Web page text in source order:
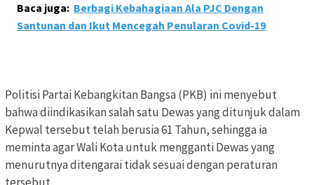
Baca juga: Berbagi Kebahagiaan Ala PJC Dengan
Santunan dan Ikut Mencegah Penularan Covid-19
Politisi Partai Kebangkitan Bangsa (PKB) ini menyebut
bahwa diindikasikan salah satu Dewas yang ditunjuk dalam
Kepwal tersebut telah berusia 61 Tahun, sehingga ia
meminta agar Wali Kota untuk mengganti Dewas yang
menurutnya ditengarai tidak sesuai dengan peraturan